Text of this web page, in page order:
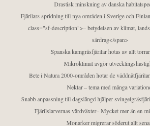
Drastisk minskning av danska
Fjärilars spridning till nya områden i Sverige och
class="sf-description">– betydelsen av klimat,
särdrag</span>
Spanska kamgräsfjärilar hotas av allt
Mikroklimat avgör
Bete i Natura 2000-områden hotar de
Nektar – tema med många
Snabb anpassning till dagslängd hjälper
Fjärilslarvernas värdväxter– Mycket mer än en
Monarker migrerar söderut allt